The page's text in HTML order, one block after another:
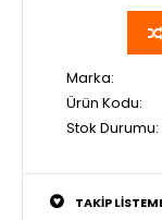
Marka:
Ürün Kodu:
Stok Durumu:
TAKIP